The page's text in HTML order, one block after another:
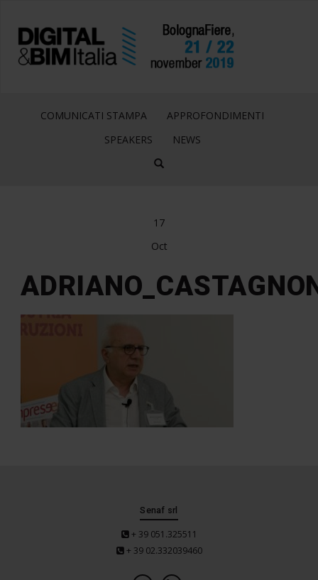
COMUNICATI STAMPA
APPROFONDIMENTI
SPEAKERS
NEWS
17
Oct
Senaf srl
+ 39 051.325511
+ 39 02.332039460